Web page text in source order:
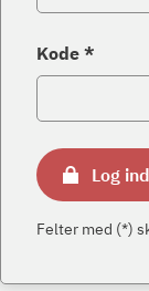
Kode *
Log ind
Felter med (*)